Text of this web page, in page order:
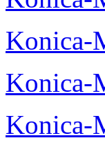
Konica-
Konica-
Konica-